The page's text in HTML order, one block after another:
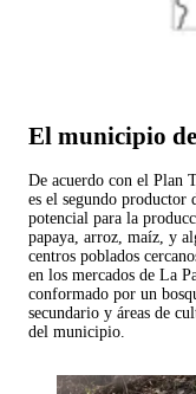
El municipio
De acuerdo con el Plan
es el segundo productor
potencial para la
papaya, arroz, maíz, y
centros poblados
en los mercados de La
conformado por un
secundario y áreas de
del municipio.